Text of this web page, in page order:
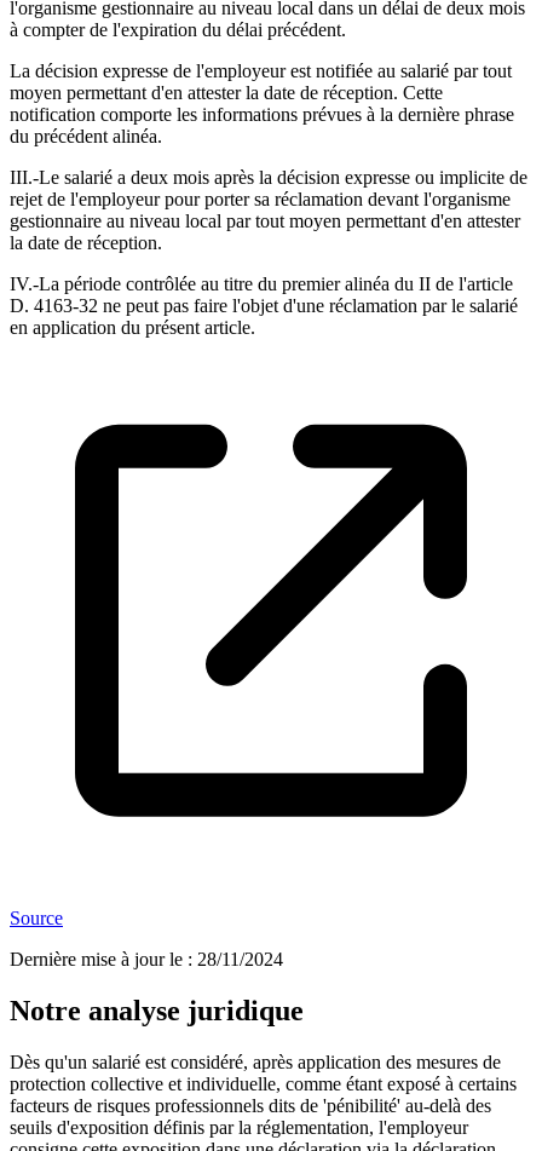
l'organisme gestionnaire au niveau local dans un délai de deux mois
à compter de l'expiration du délai précédent.
La décision expresse de l'employeur est notifiée au salarié par tout
moyen permettant d'en attester la date de réception. Cette
notification comporte les informations prévues à la dernière phrase
du précédent alinéa.
III.-Le salarié a deux mois après la décision expresse ou implicite de
rejet de l'employeur pour porter sa réclamation devant l'organisme
gestionnaire au niveau local par tout moyen permettant d'en attester
la date de réception.
IV.-La période contrôlée au titre du premier alinéa du II de l'article
D. 4163-32 ne peut pas faire l'objet d'une réclamation par le salarié
en application du présent article.
Source
Dernière mise à jour le : 28/11/2024
Notre analyse juridique
Dès qu'un salarié est considéré, après application des mesures de
protection collective et individuelle, comme étant exposé à certains
facteurs de risques professionnels dits de 'pénibilité' au-delà des
seuils d'exposition définis par la réglementation, l'employeur